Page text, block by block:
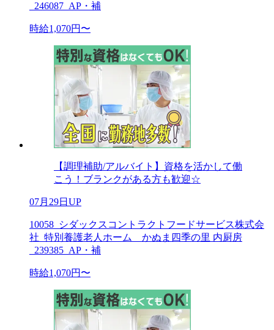
_246087_AP・補
時給1,070円〜
【調理補助/アルバイト】資格を活かして働
こう！ブランクがある方も歓迎☆
07月29日UP
10058_シダックスコントラクトフードサービス株式会
社_特別養護老人ホーム かぬま四季の里 内厨房
_239385_AP・補
時給1,070円〜